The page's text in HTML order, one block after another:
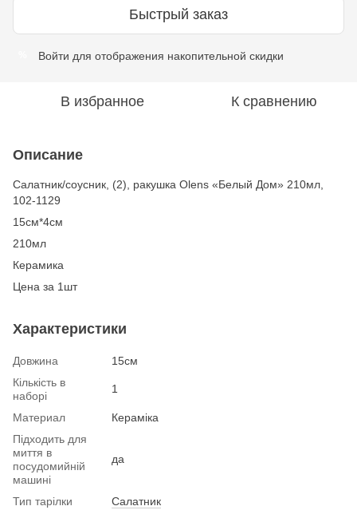
Быстрый заказ
Войти для отображения накопительной скидки
В избранное К сравнению
Описание
Салатник/соусник, (2), ракушка Olens «Белый Дом» 210мл,
102-1129
15см*4см
210мл
Керамика
Цена за 1шт
Характеристики
Довжина
15см
Кількість в
наборі
1
Материал
Кераміка
Підходить для
миття в
посудомийній
машині
да
Тип тарілки Салатник